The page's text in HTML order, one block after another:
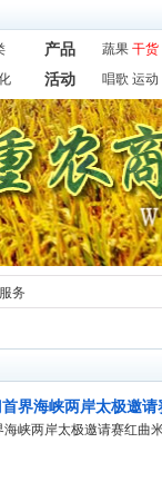
产品 蔬果 干货
活动 唱歌 运动
务
界海峡两岸太极邀请
峡两岸太极邀请赛红曲